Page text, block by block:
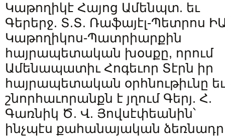
Կաթողիկէ Հայոց Ամենպտ. եւ
Գերերջ. Տ.Տ. Ռաֆայէլ-Պետրոս
Կաթողիկոս-Պատրիարքին
հայրապետական խօսքը, որում
Ամենապատիւ Հոգեւոր Տէրն իր
հայրապետական օրհնութիւնը եւ
շնորհաւորանքն է յղում Գերյ. Հ.
Գառնիկ Ծ. Վ. Յովսէփեանին՝
ինչպէս քահանայական